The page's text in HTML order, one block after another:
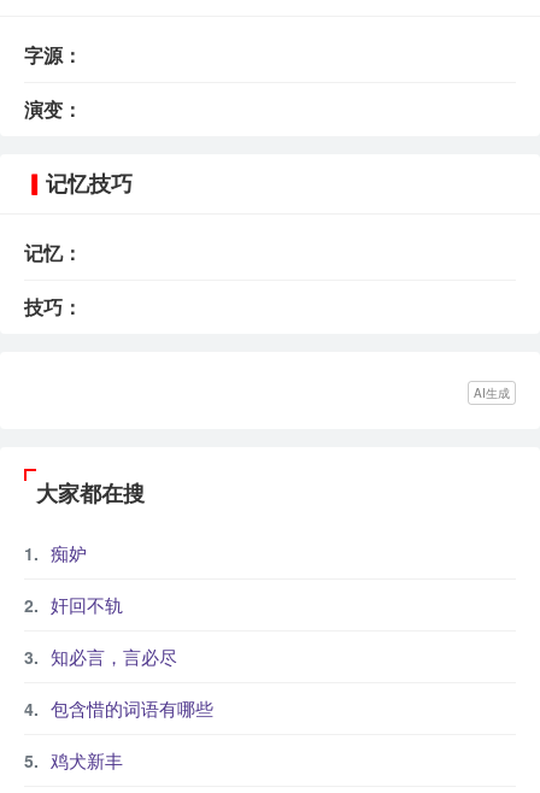
字源：
演变：
记忆技巧
记忆：
技巧：
AI生成
大家都在搜
痴妒
奸回不轨
知必言，言必尽
包含惜的词语有哪些
鸡犬新丰